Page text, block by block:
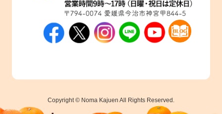
Copyright © Noma Kajuen All Rights Reserved.